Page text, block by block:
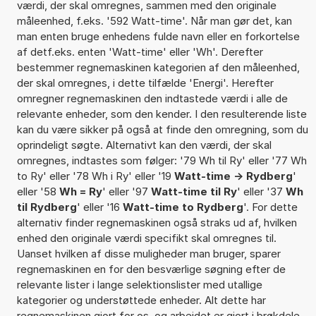
værdi, der skal omregnes, sammen med den originale
måleenhed, f.eks. '592 Watt-time'. Når man gør det, kan
man enten bruge enhedens fulde navn eller en forkortelse
af detf.eks. enten 'Watt-time' eller 'Wh'. Derefter
bestemmer regnemaskinen kategorien af den måleenhed,
der skal omregnes, i dette tilfælde 'Energi'. Herefter
omregner regnemaskinen den indtastede værdi i alle de
relevante enheder, som den kender. I den resulterende liste
kan du være sikker på også at finde den omregning, som du
oprindeligt søgte. Alternativt kan den værdi, der skal
omregnes, indtastes som følger: '79 Wh til Ry' eller '77 Wh
to Ry' eller '78 Wh i Ry' eller '19 Watt-time -> Rydberg'
eller '58 Wh = Ry' eller '97 Watt-time til Ry' eller '37 Wh
til Rydberg' eller '16 Watt-time to Rydberg'. For dette
alternativ finder regnemaskinen også straks ud af, hvilken
enhed den originale værdi specifikt skal omregnes til.
Uanset hvilken af disse muligheder man bruger, sparer
regnemaskinen en for den besværlige søgning efter de
relevante lister i lange selektionslister med utallige
kategorier og understøttede enheder. Alt dette har